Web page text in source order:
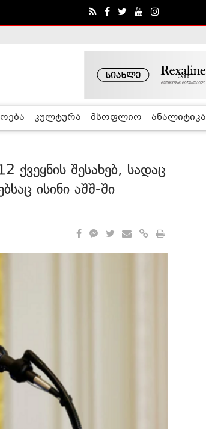
კულტურა მსოფლიო ანალიტიკა
შესახებ, სადაც
ისინი აშშ-ში